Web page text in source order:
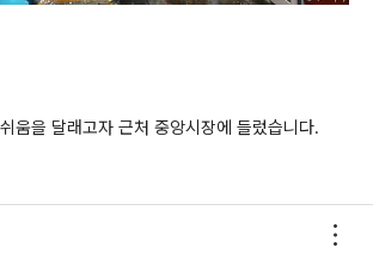
움을 달래고자 근처 중앙시장에 들렀습니다.